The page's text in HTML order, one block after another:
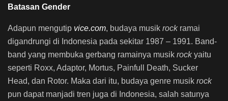
Batasan Gender
Adapun mengutip vice.com, budaya musik rockramai
digandrungi di Indonesia pada sekitar 1987 – 1991. Band-
band yang membuka gerbang ramainya musik rockyaitu
seperti Roxx, Adaptor, Mortus, Painfull Death, Sucker
Head, dan Rotor. Maka dari itu, budaya genre musik rock
pun dapat manjadi tren juga di Indonesia, salah satunya